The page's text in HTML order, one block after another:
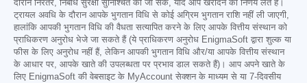
दौरान निरंतर, निर्बाध सुरक्षा सुनिश्चित की जा सके, यदि आप खरीदने का निर्णय लेते हैं।
ट्रायल अवधि के दौरान आपके भुगतान विधि से कोई अग्रिम भुगतान राशि नहीं ली जाएगी,
हालांकि आपकी भुगतान विधि की वैधता सत्यापित करने के लिए आपके वित्तीय संस्थान को
प्राधिकरण अनुरोध भेजे जा सकते हैं (ये प्राधिकरण अनुरोध EnigmaSoft द्वारा शुल्क या
फीस के लिए अनुरोध नहीं हैं, लेकिन आपकी भुगतान विधि और/या आपके वित्तीय संस्थान
के आधार पर, आपके खाते की उपलब्धता पर प्रभाव डाल सकते हैं)। आप अपने खाते के
लिए EnigmaSoft की वेबसाइट के MyAccount सेक्शन के माध्यम से या 7-दिवसीय